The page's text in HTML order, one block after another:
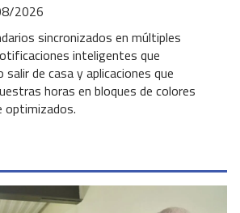
2026
sincronizados en múltiples
inteligentes que
salir de casa y aplicaciones que
horas en bloques de colores